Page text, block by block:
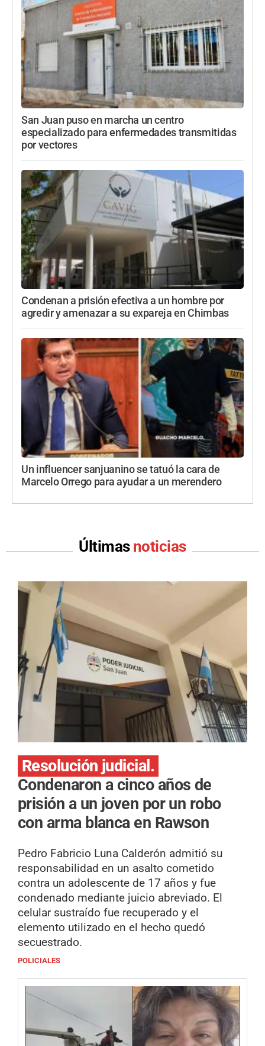
San Juan puso en marcha un centro
especializado para enfermedades transmitidas
por vectores
Condenan a prisión efectiva a un hombre por
agredir y amenazar a su expareja en Chimbas
Un influencer sanjuanino se tatuó la cara de
Marcelo Orrego para ayudar a un merendero
Últimas noticias
Resolución judicial.
Condenaron a cinco años de
prisión a un joven por un robo
con arma blanca en Rawson
Pedro Fabricio Luna Calderón admitió su
responsabilidad en un asalto cometido
contra un adolescente de 17 años y fue
condenado mediante juicio abreviado. El
celular sustraído fue recuperado y el
elemento utilizado en el hecho quedó
secuestrado.
POLICIALES